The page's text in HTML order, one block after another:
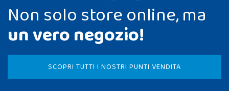
Non solo store online, ma
un vero negozio!
SCOPRI TUTTI I NOSTRI PUNTI VENDITA